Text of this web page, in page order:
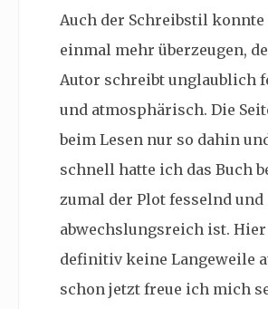
Auch der Schreibstil
einmal mehr überzeugen,
Autor schreibt unglaublich
und atmosphärisch. Die
beim Lesen nur so dahin
schnell hatte ich das Buch
zumal der Plot fesselnd und
abwechslungsreich ist.
definitiv keine Langeweile
schon jetzt freue ich mich